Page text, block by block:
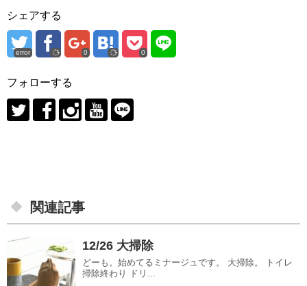
シェアする
error 0 0
フォローする
関連記事
12/26 大掃除
どーも。始めてるミナージュです。 大掃除。 トイレ
掃除終わり ドリ...